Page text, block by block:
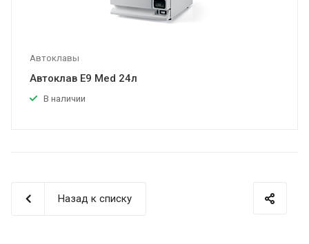
Автоклавы
Автоклав E9 Med 24л
В наличии
Назад к списку